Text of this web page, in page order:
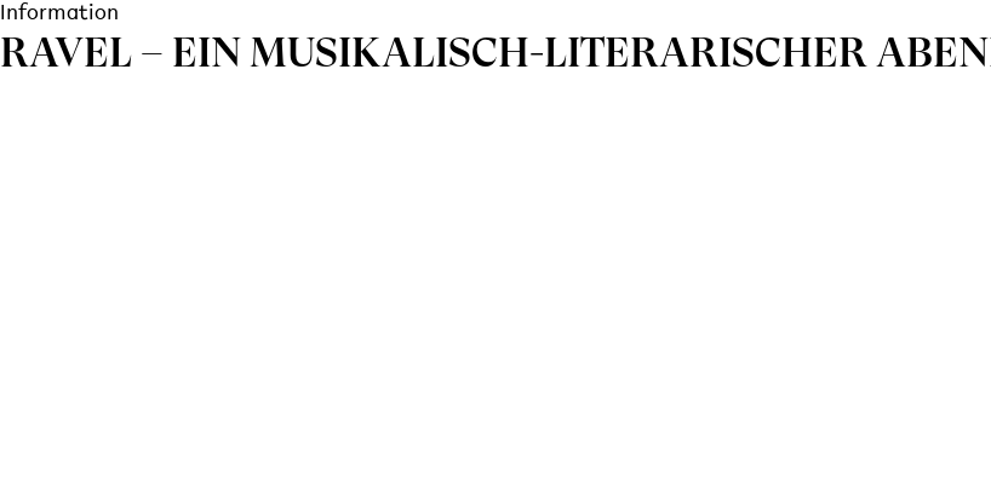
Information
RAVEL – EIN MUSIKALISCH-LITERARISCHER